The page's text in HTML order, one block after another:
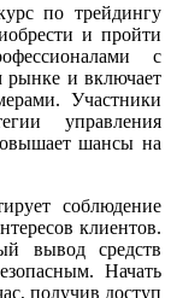
по трейдингу
и пройти
с
рынке и включает
Участники
управления
шансы на
соблюдение
клиентов.
вывод средств
Начать
получив доступ